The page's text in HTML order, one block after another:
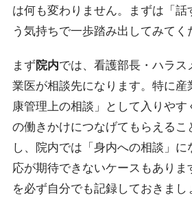
は何も変わりません。まずは「話
う気持ちで一歩踏み出してみてく
まず院内では、看護部長・ハラス
業医が相談先になります。特に産
康管理上の相談」として入りや
の働きかけにつなげてもらえるこ
し、院内では「身内への相談」
応が期待できないケースもありま
を必ず自分でも記録しておきまし